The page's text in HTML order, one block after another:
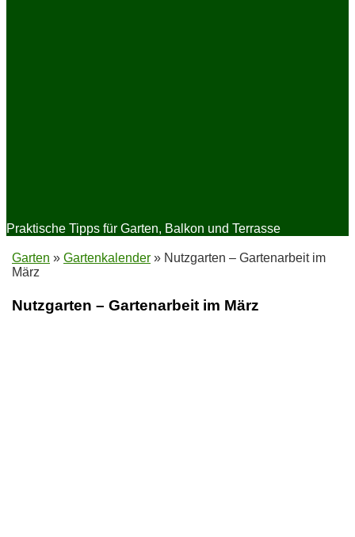
Praktische Tipps für Garten, Balkon und Terrasse
Garten » Gartenkalender » Nutzgarten – Gartenarbeit im
März
Nutzgarten – Gartenarbeit im März